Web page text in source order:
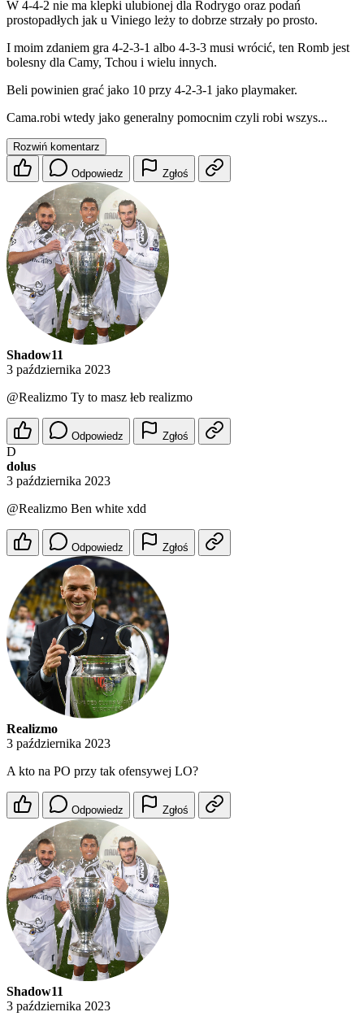
W 4-4-2 nie ma klepki ulubionej dla Rodrygo oraz podań
prostopadłych jak u Viniego leży to dobrze strzały po prosto.
I moim zdaniem gra 4-2-3-1 albo 4-3-3 musi wrócić, ten Romb jest
bolesny dla Camy, Tchou i wielu innych.
Beli powinien grać jako 10 przy 4-2-3-1 jako playmaker.
Cama.robi wtedy jako generalny pomocnim czyli robi wszys...
Rozwiń komentarz
Odpowiedz Zgłoś
Shadow11
3 października 2023
@Realizmo Ty to masz łeb realizmo
Odpowiedz Zgłoś
D
dolus
3 października 2023
@Realizmo Ben white xdd
Odpowiedz Zgłoś
Realizmo
3 października 2023
A kto na PO przy tak ofensywej LO?
Odpowiedz Zgłoś
Shadow11
3 października 2023